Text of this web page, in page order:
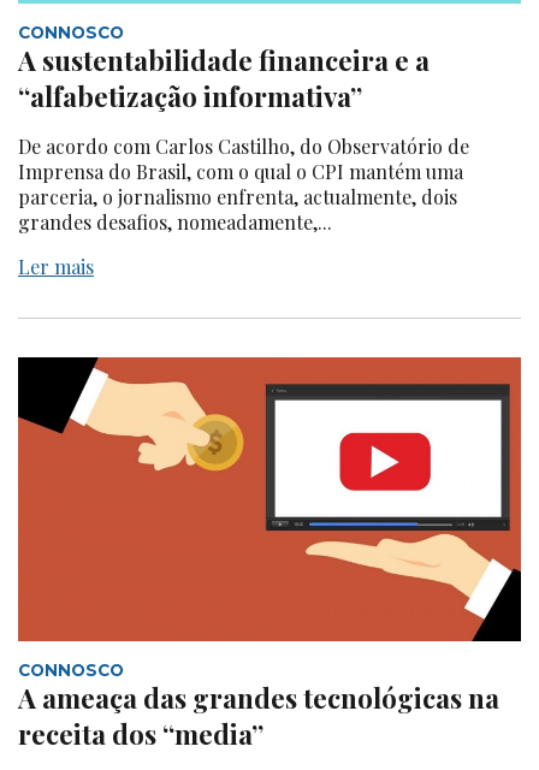
CONNOSCO
A sustentabilidade financeira e a
“alfabetização informativa”
De acordo com Carlos Castilho, do Observatório de
Imprensa do Brasil, com o qual o CPI mantém uma
parceria, o jornalismo enfrenta, actualmente, dois
grandes desafios, nomeadamente,...
Ler mais
CONNOSCO
A ameaça das grandes tecnológicas na
receita dos “media”